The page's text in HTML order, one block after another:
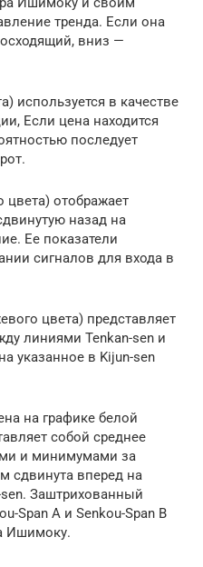
тренда. Если она
вниз —
используется в качестве
Если цена находится
последует
цвета) отображает
назад на
Ее показатели
сигналов для входа в
цвета) представляет
линиями Tenkan-sen и
указанное в Kijun-sen
на графике белой
собой среднее
и минимумами за
сдвинута вперед на
Заштрихованный
Span A и Senkou-Span B
Ишимоку.